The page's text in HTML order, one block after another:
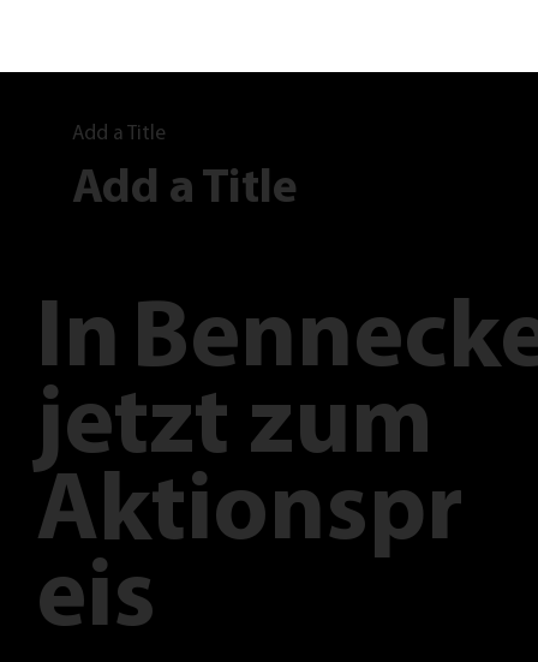
jetzt zum
Aktionspr
eis
In
Add a Title
Add a Title